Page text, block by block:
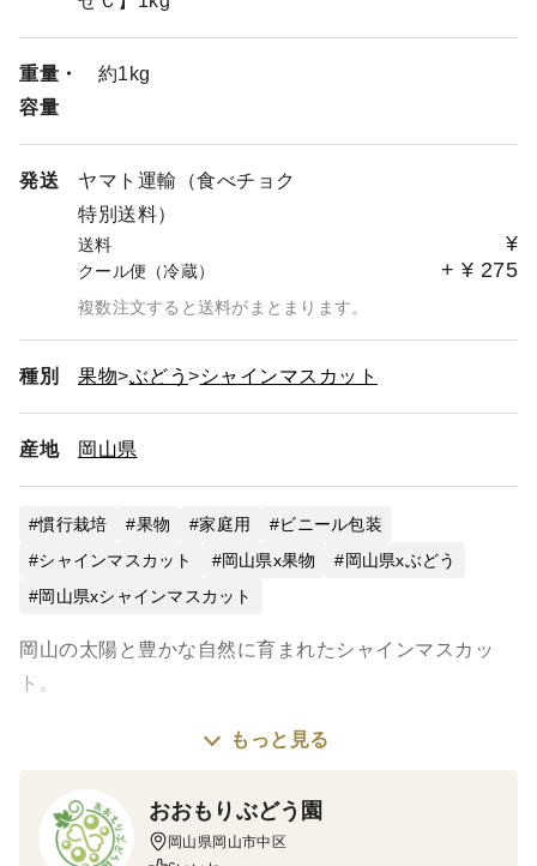
ギフト配送でご入力がない場合は"お中元"とさせていただ
③配送日につきまして到着日の指定はできません
収穫量に対して出荷量も変わりますためご了承のほどお願
ご理解とご協力をお願いします
重量・
容量
約1kg
発送
ヤマト運輸（食べチョク
特別送料）
送料 ¥
クール便（冷蔵） + ¥ 275
複数注文すると送料がまとまります。
種別 果物 ぶどう シャインマスカット
産地 岡山県
慣行栽培 果物 家庭用
ビニール包装
シャインマスカット
岡山県x果物
岡山県xぶどう
岡山県xシャインマスカット
岡山の太陽と豊かな自然に育まれたシャインマスカッ
ト。
ひと粒ほおばると、パリッと弾ける食感と上品な甘さが
種なし・皮ごと食べられる贅沢な味わいを、ぜひお楽し
もっと見る
おおもりぶどう園
岡山県岡山市中区